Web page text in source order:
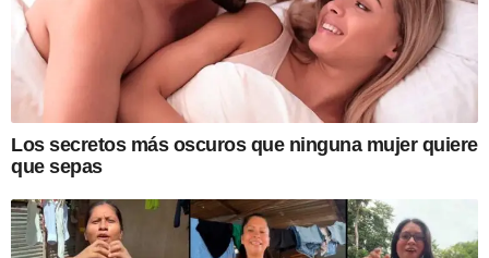
Los secretos más oscuros que ninguna mujer quiere
que sepas